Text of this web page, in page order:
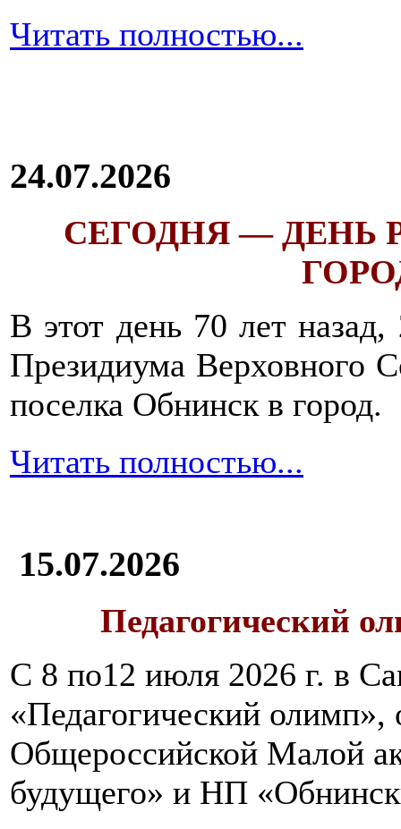
Читать полностью...
24.07.2026
СЕГОДНЯ — ДЕНЬ
В этот день 70 лет
Президиума Верховного
поселка Обнинск в город.
Читать полностью...
15.07.2026
Педагогический
С 8 по12 июля 2026 г. в
«Педагогический олимп»,
Общероссийской Малой
будущего» и НП